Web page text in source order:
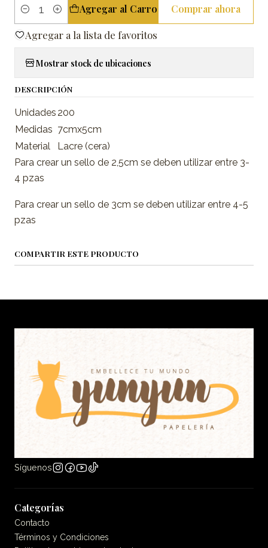
Cantidad
Agregar al Carro Comprar ahora
Agregar a la lista de favoritos
Mostrar stock de ubicaciones
DESCRIPCIÓN
Unidades 200
Medidas 7cmx5cm
Material
Lacre (cera)
Para crear un sello de 2,5cm se deben utilizar entre 3-
4 pzas
Para crear un sello de 3cm se deben utilizar entre 4-5
pzas
COMPARTIR ESTE PRODUCTO
Síguenos
Categorías
Contacto
Términos y Condiciones